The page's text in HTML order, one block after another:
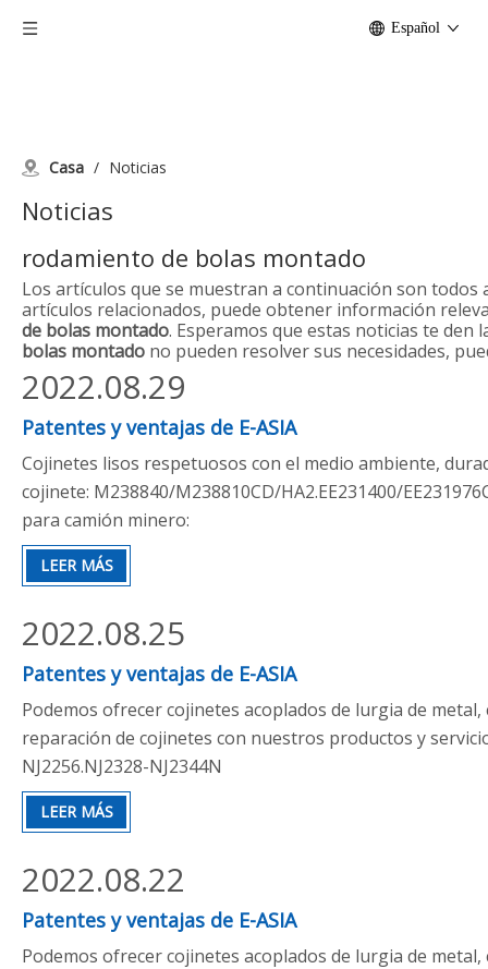
Español
Casa / Noticias
Noticias
rodamiento de bolas montado
Los artículos que se muestran a continuación son todos
artículos relacionados, puede obtener información
de bolas montado. Esperamos que estas noticias te den
bolas montado no pueden resolver sus necesidades,
Patentes y ventajas de E-ASIA
Cojinetes lisos respetuosos con el medio ambiente,
cojinete: M238840/M238810CD/HA2.EE231400/
para camión minero:
L183448/L183410.L183449/L183410.JHM522649/
2022.08.29
LEER MÁS
Patentes y ventajas de E-ASIA
Podemos ofrecer cojinetes acoplados de lurgia de
reparación de cojinetes con nuestros productos y
NJ2256.NJ2328-NJ2344N
2022.08.25
LEER MÁS
Patentes y ventajas de E-ASIA
Podemos ofrecer cojinetes acoplados de lurgia de
2022.08.22